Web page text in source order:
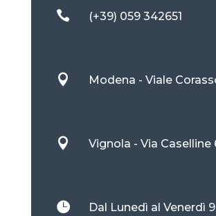
 (+39) 059 342651
 Modena - Viale
 Vignola - Via Caselline

Dal Lunedì al Venerdì